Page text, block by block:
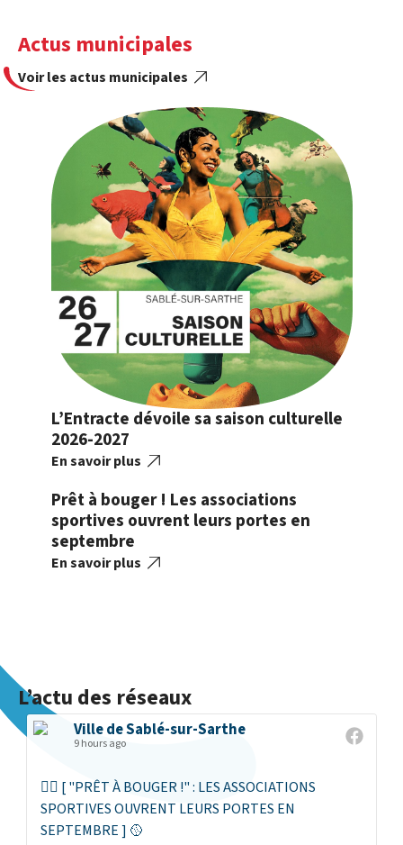
Actus municipales
Voir les actus municipales
L’Entracte dévoile sa saison culturelle
2026-2027
En savoir plus
Prêt à bouger ! Les associations
sportives ouvrent leurs portes en
septembre
En savoir plus
L’actu des réseaux
Ville de Sablé-sur-Sarthe
9 hours ago
🏃‍♀ [ "PRÊT À BOUGER !" : LES ASSOCIATIONS
SPORTIVES OUVRENT LEURS PORTES EN
SEPTEMBRE ] 🥎